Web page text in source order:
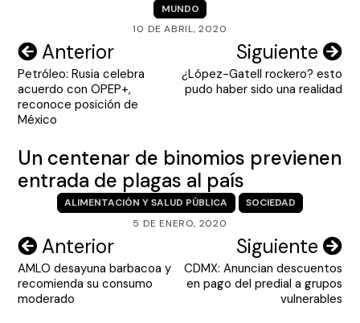
MUNDO
10 DE ABRIL, 2020
Navegación
de
entradas
Anterior
Petróleo: Rusia celebra
acuerdo con OPEP+,
reconoce posición de
México
Siguiente
¿López-Gatell rockero? esto
pudo haber sido una realidad
Un centenar de binomios previenen
entrada de plagas al país
ALIMENTACIÓN Y SALUD PÚBLICA
SOCIEDAD
5 DE ENERO, 2020
Navegación
de
entradas
Anterior
AMLO desayuna barbacoa y
recomienda su consumo
moderado
Siguiente
CDMX: Anuncian descuentos
en pago del predial a grupos
vulnerables